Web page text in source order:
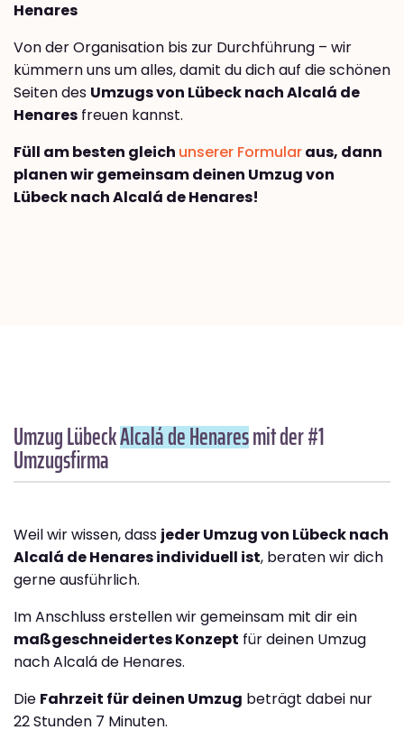
Henares
Von der Organisation bis zur Durchführung – wir
kümmern uns um alles, damit du dich auf die schönen
Seiten des Umzugs von Lübeck nach Alcalá de
Henares freuen kannst.
Füll am besten gleich unserer Formularaus, dann
planen wir gemeinsam deinen Umzug von
Lübeck nach Alcalá de Henares!
Umzug LübeckAlcalá de Henaresmit der #1
Umzugsfirma
Weil wir wissen, dass jeder Umzug von Lübeck nach
Alcalá de Henares individuell ist, beraten wir dich
gerne ausführlich.
Im Anschluss erstellen wir gemeinsam mit dir ein
maßgeschneidertes Konzept für deinen Umzug
nach Alcalá de Henares.
Die Fahrzeit für deinen Umzug beträgt dabei nur
22 Stunden 7 Minuten.